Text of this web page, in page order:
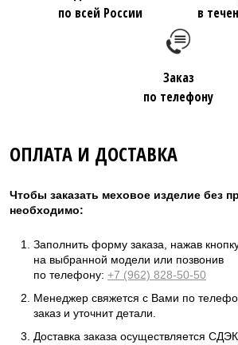
по всей России
в
Заказ
по телефону
ОПЛАТА И ДОСТАВКА
Чтобы заказать меховое изделие без
необходимо:
Заполнить форму заказа, нажав
на выбранной модели или позвонив
по телефону: +7 (962) 828-50-50
Менеджер свяжется с Вами по
заказ и уточнит детали.
Доставка заказа осуществляется